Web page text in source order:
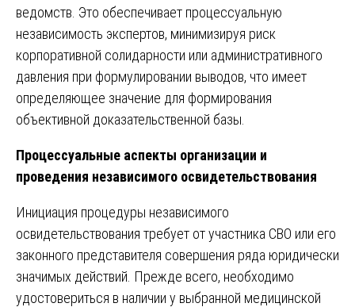
ведомств. Это обеспечивает процессуальную
независимость экспертов, минимизируя риск
корпоративной солидарности или административного
давления при формулировании выводов, что имеет
определяющее значение для формирования
объективной доказательственной базы.
Процессуальные аспекты организации и
проведения независимого освидетельствования
Инициация процедуры независимого
освидетельствования требует от участника СВО или его
законного представителя совершения ряда юридически
значимых действий. Прежде всего, необходимо
удостовериться в наличии у выбранной медицинской